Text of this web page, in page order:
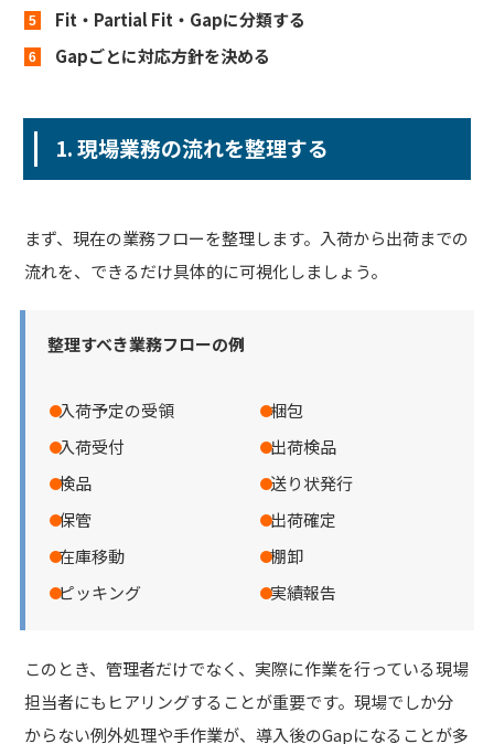
Fit・Partial Fit・Gapに分類する
Gapごとに対応方針を決める
1. 現場業務の流れを整理する
まず、現在の業務フローを整理します。入荷から出荷までの
流れを、できるだけ具体的に可視化しましょう。
整理すべき業務フローの例
入荷予定の受領
入荷受付
検品
保管
在庫移動
ピッキング
梱包
出荷検品
送り状発行
出荷確定
棚卸
実績報告
このとき、管理者だけでなく、実際に作業を行っている現場
担当者にもヒアリングすることが重要です。現場でしか分
からない例外処理や手作業が、導入後のGapになることが多